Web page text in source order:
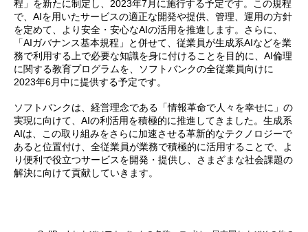
程」を新たに制定し、2023年7月に施行する予定です。この規程
で、AIを用いたサービスの適正な開発や提供、管理、運用の方針
を定めて、より安全・安心なAIの活用を推進します。さらに、
「AIガバナンス基本規程」と併せて、従業員が生成系AIなどを業
務で利用する上で必要な知識を身に付けることを目的に、AI倫理
に関する教育プログラムを、ソフトバンクの全従業員向けに
2023年6月中に提供する予定です。
ソフトバンクは、経営理念である「情報革命で人々を幸せに」の
実現に向けて、AIの利活用を積極的に推進してきました。生成系
AIは、この取り組みをさらに加速させる革新的なテクノロジーで
あると位置付け、全従業員が業務で積極的に活用することで、よ
り便利で役立つサービスを開発・提供し、さまざまな社会課題の
解決に向けて貢献していきます。